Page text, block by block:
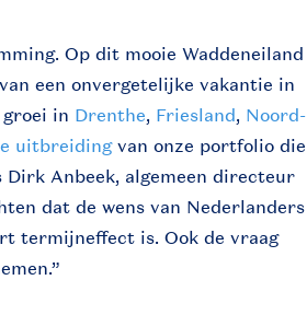
Op dit mooie Waddeneiland
een onvergetelijke vakantie in
in Drenthe, Friesland, Noord-
uitbreidingvan onze portfolio die
Anbeek, algemeen directeur
dat de wens van Nederlanders
termijneffect is. Ook de vraag